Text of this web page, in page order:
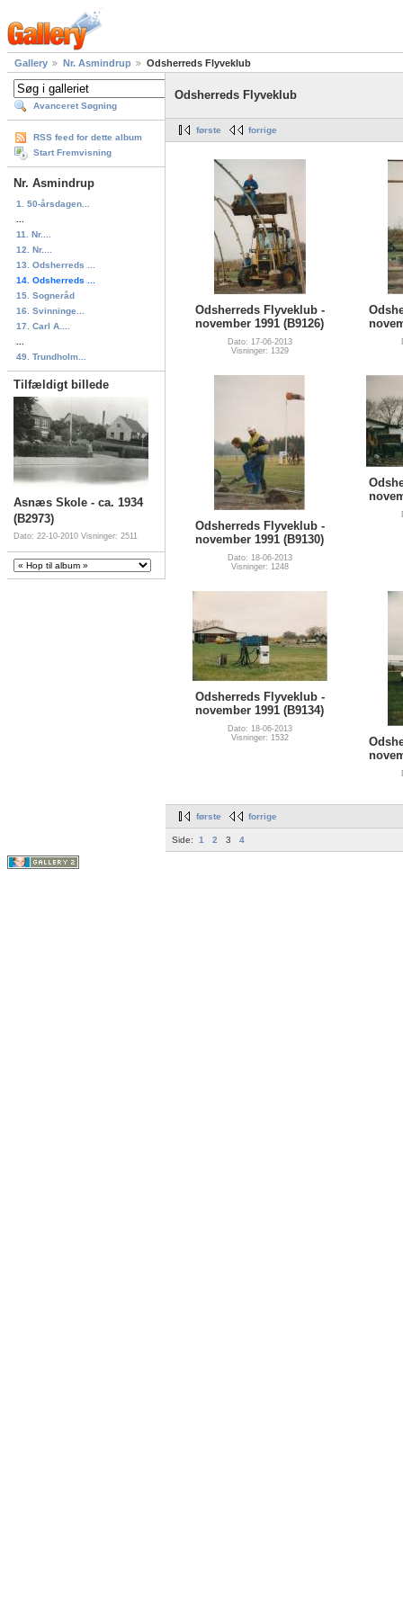
Gallery Nr. Asmindrup Odsherreds Flyveklub
Avanceret Søgning
RSS feed for dette album
Start Fremvisning
Nr. Asmindrup
1. 50-årsdagen...
11. Nr....
12. Nr....
13. Odsherreds ...
14. Odsherreds ...
15. Sogneråd
16. Svinninge...
17. Carl A....
49. Trundholm...
Tilfældigt billede
Asnæs Skole - ca. 1934
(B2973)
Dato: 22-10-2010 Visninger: 2511
Odsherreds Flyveklub
første forrige
Odsherreds Flyveklub -
november 1991 (B9126)
Dato: 17-06-2013
Visninger: 1329
Odsherreds Flyveklub -
november 1991 (B9130)
Dato: 18-06-2013
Visninger: 1248
Odsherreds Flyveklub -
november 1991 (B9134)
Dato: 18-06-2013
Visninger: 1532
første forrige
Side: 1 2 3 4